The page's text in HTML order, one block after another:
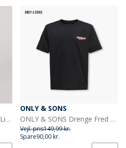
ONLY & SONS Herre Edge Lige Pasform Jeans Medium Blue Denim
ONLY & SONS
ONLY & SONS Drenge Fred States T Shirt Sort
Vejl. pris149,99 kr.
Spare90,00 kr.